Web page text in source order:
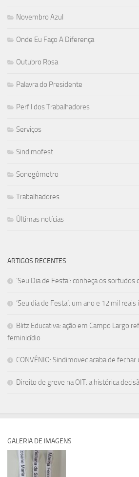
Novembro Azul
Onde Eu Faço A Diferença
Outubro Rosa
Palavra do Presidente
Perfil dos Trabalhadores
Serviços
Sindimofest
Sonegômetro
Trabalhadores
Últimas notícias
ARTIGOS RECENTES
‘Seu Dia de Festa’: conheça os sortudos
‘Seu dia de Festa’: um ano e 12 mil
Blitz Educativa: ação em Campo Largo
feminicídio
CONVÊNIO: Sindimovec acaba de
Direito de greve na OIT: a histórica
GALERIA DE IMAGENS